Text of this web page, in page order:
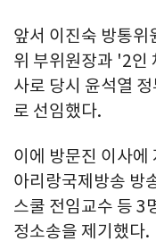
앞서 이진숙 방통위
위 부위원장과 '2인
사로 당시 윤석열
로 선임했다.
이에 방문진 이사에
아리랑국제방송 방
스쿨 전임교수 등 3
정소송을 제기했다.